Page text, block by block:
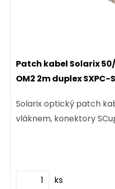
Patch kabel Solarix
OM2 2m duplex
Solarix optický patch
vláknem, konektory
ks